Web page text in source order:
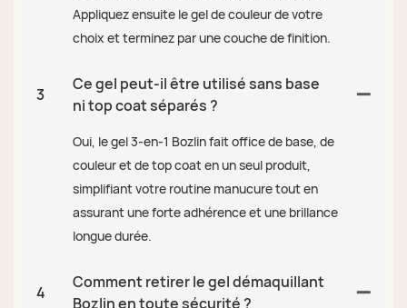
Appliquez ensuite le gel de couleur de votre
choix et terminez par une couche de finition.
3
Ce gel peut-il être utilisé sans base
ni top coat séparés ?
Oui, le gel 3-en-1 Bozlin fait office de base, de
couleur et de top coat en un seul produit,
simplifiant votre routine manucure tout en
assurant une forte adhérence et une brillance
longue durée.
4
Comment retirer le gel démaquillant
Bozlin en toute sécurité ?